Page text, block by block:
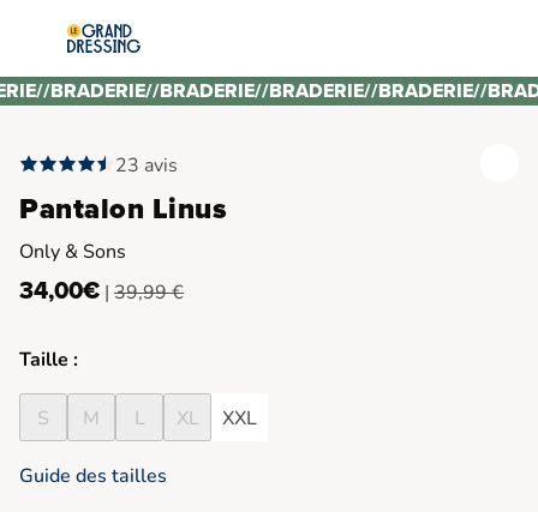
//BRADERIE//BRADERIE//BRADERIE//BRADERIE//
23 avis
Pantalon Linus
Only & Sons
34,00€ | 39,99 €
Taille :
S M L XL XXL
Guide des tailles